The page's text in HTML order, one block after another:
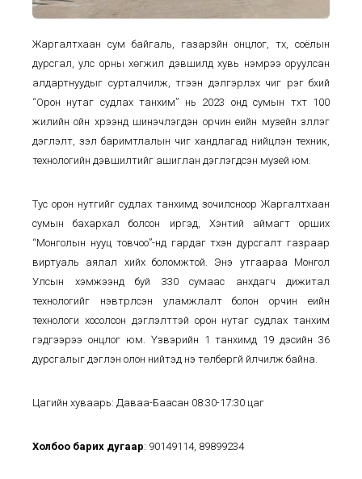
Жаргалтхаан сум байгаль, газарзүйн онцлог, түүх, соёлын
дурсгал, улс орны хөгжил дэвшилд хувь нэмрээ оруулсан
алдартнуудыг сурталчилж, түгээн дэлгэрүүлэх чиг үүрэг бүхий
“Орон нутаг судлах танхим” нь 2023 онд сумын түүхт 100
жилийн ойн хүрээнд шинэчлэгдэн орчин үеийн музейн үзүүллэг
дэглэлт, үзэл баримтлалын чиг хандлагад нийцүүлэн техник,
технологийн дэвшилтийг ашиглан дэглэгдсэн музей юм.
Тус орон нутгийг судлах танхимд зочилсноор Жаргалтхаан
сумын бахархал болсон иргэд, Хэнтий аймагт орших
“Монголын нууц товчоо”-нд гардаг түүхэн дурсгалт газраар
виртуаль аялал хийх боломжтой. Энэ утгаараа Монгол
Улсын хэмжээнд буй 330 сумаас анхдагч дижитал
технологийг нэвтрүүлсэн уламжлалт болон орчин үеийн
технологи хосолсон дэглэлттэй орон нутаг судлах танхим
гэдгээрээ онцлог юм. Үзвэрийн 1 танхимд 19 дэсийн 36
дурсгалыг дэглэн олон нийтэд үнэ төлбөргүй үйлчилж байна.
Цагийн хуваарь: Даваа-Баасан 08:30-17:30 цаг
Холбоо барих дугаар: 90149114, 89899234